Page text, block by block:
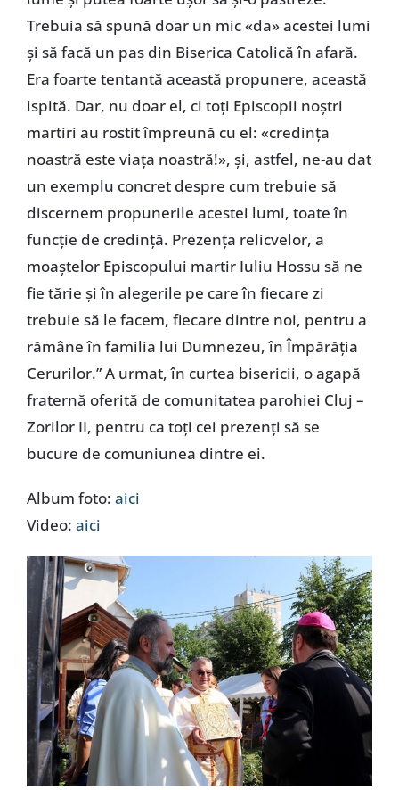
Trebuia să spună doar un mic «da» acestei lumi
și să facă un pas din Biserica Catolică în afară.
Era foarte tentantă această propunere, această
ispită. Dar, nu doar el, ci toți Episcopii noștri
martiri au rostit împreună cu el: «credința
noastră este viața noastră!», și, astfel, ne-au dat
un exemplu concret despre cum trebuie să
discernem propunerile acestei lumi, toate în
funcție de credință. Prezența relicvelor, a
moaștelor Episcopului martir Iuliu Hossu să ne
fie tărie și în alegerile pe care în fiecare zi
trebuie să le facem, fiecare dintre noi, pentru a
rămâne în familia lui Dumnezeu, în Împărăția
Cerurilor.” A urmat, în curtea bisericii, o agapă
fraternă oferită de comunitatea parohiei Cluj –
Zorilor II, pentru ca toți cei prezenți să se
bucure de comuniunea dintre ei.
Album foto: aici
Video: aici